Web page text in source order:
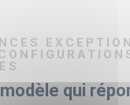
qui